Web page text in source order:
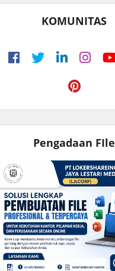
KOMUNITAS
Pengadaan FIle